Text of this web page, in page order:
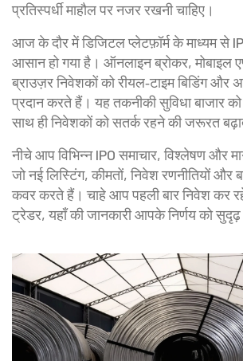
प्रतिस्पर्धी माहौल पर नजर रखनी चाहिए।
आज के दौर में डिजिटल प्लेटफ़ॉर्म के माध्यम से
आसान हो गया है। ऑनलाइन ब्रोकर, मोबाइल
ब्राउज़र निवेशकों को रीयल‑टाइम बिडिंग
प्रदान करते हैं। यह तकनीकी सुविधा बाजार
साथ ही निवेशकों को सतर्क रहने की जरूरत
नीचे आप विभिन्न IPO समाचार, विश्लेषण और
जो नई लिस्टिंग, कीमतों, निवेश रणनीतियों और
कवर करते हैं। चाहे आप पहली बार निवेश कर
ट्रेडर, यहाँ की जानकारी आपके निर्णय को